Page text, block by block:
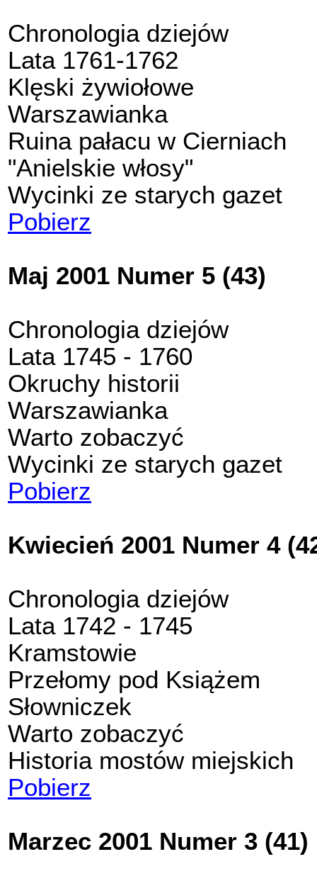
Chronologia dziejów
Lata 1761-1762
Klęski żywiołowe
Warszawianka
Ruina pałacu w Cierniach
"Anielskie włosy"
Wycinki ze starych gazet
Pobierz
Maj 2001 Numer 5 (43)
Chronologia dziejów
Lata 1745 - 1760
Okruchy historii
Warszawianka
Warto zobaczyć
Wycinki ze starych gazet
Pobierz
Kwiecień 2001 Numer 4
Chronologia dziejów
Lata 1742 - 1745
Kramstowie
Przełomy pod Książem
Słowniczek
Warto zobaczyć
Historia mostów miejskich
Pobierz
Marzec 2001 Numer 3 (41)